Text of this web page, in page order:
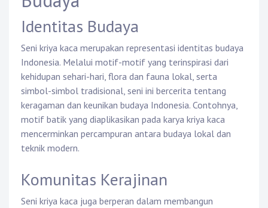
Identitas Budaya
Seni kriya kaca merupakan representasi identitas budaya
Indonesia. Melalui motif-motif yang terinspirasi dari
kehidupan sehari-hari, flora dan fauna lokal, serta
simbol-simbol tradisional, seni ini bercerita tentang
keragaman dan keunikan budaya Indonesia. Contohnya,
motif batik yang diaplikasikan pada karya kriya kaca
mencerminkan percampuran antara budaya lokal dan
teknik modern.
Komunitas Kerajinan
Seni kriya kaca juga berperan dalam membangun